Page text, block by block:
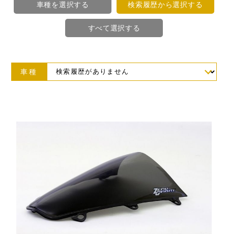
車種を選択する 検索履歴から選択する
すべて選択する
車種